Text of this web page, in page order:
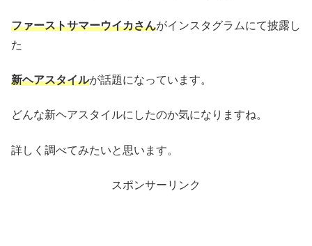
ファーストサマーウイカさんがインスタグラムにて披露し
た
新ヘアスタイルが話題になっています。
どんな新ヘアスタイルにしたのか気になりますね。
詳しく調べてみたいと思います。
スポンサーリンク